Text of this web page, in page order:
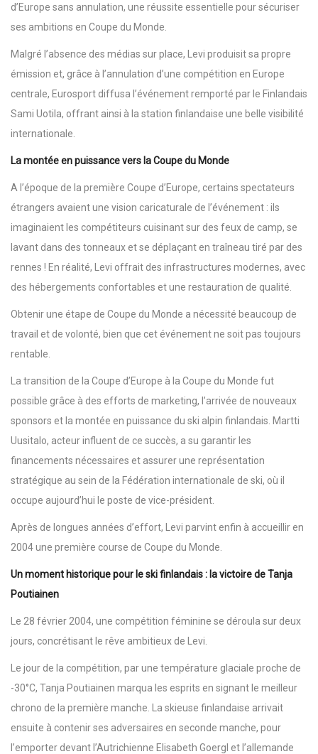
d’Europe sans annulation, une réussite essentielle pour sécuriser
ses ambitions en Coupe du Monde.
Malgré l’absence des médias sur place, Levi produisit sa propre
émission et, grâce à l’annulation d’une compétition en Europe
centrale, Eurosport diffusa l’événement remporté par le Finlandais
Sami Uotila, offrant ainsi à la station finlandaise une belle visibilité
internationale.
La montée en puissance vers la Coupe du Monde
A l’époque de la première Coupe d’Europe, certains spectateurs
étrangers avaient une vision caricaturale de l’événement : ils
imaginaient les compétiteurs cuisinant sur des feux de camp, se
lavant dans des tonneaux et se déplaçant en traîneau tiré par des
rennes ! En réalité, Levi offrait des infrastructures modernes, avec
des hébergements confortables et une restauration de qualité.
Obtenir une étape de Coupe du Monde a nécessité beaucoup de
travail et de volonté, bien que cet événement ne soit pas toujours
rentable.
La transition de la Coupe d’Europe à la Coupe du Monde fut
possible grâce à des efforts de marketing, l’arrivée de nouveaux
sponsors et la montée en puissance du ski alpin finlandais. Martti
Uusitalo, acteur influent de ce succès, a su garantir les
financements nécessaires et assurer une représentation
stratégique au sein de la Fédération internationale de ski, où il
occupe aujourd’hui le poste de vice-président.
Après de longues années d’effort, Levi parvint enfin à accueillir en
2004 une première course de Coupe du Monde.
Un moment historique pour le ski finlandais : la victoire de Tanja
Poutiainen
Le 28 février 2004, une compétition féminine se déroula sur deux
jours, concrétisant le rêve ambitieux de Levi.
Le jour de la compétition, par une température glaciale proche de
-30°C, Tanja Poutiainen marqua les esprits en signant le meilleur
chrono de la première manche. La skieuse finlandaise arrivait
ensuite à contenir ses adversaires en seconde manche, pour
l’emporter devant l’Autrichienne Elisabeth Goergl et l’allemande